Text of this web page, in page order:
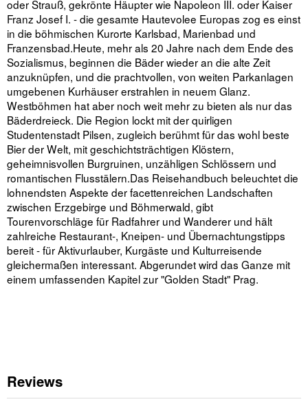
oder Strauß, gekrönte Häupter wie Napoleon III. oder Kaiser
Franz Josef I. - die gesamte Hautevolee Europas zog es einst
in die böhmischen Kurorte Karlsbad, Marienbad und
Franzensbad.Heute, mehr als 20 Jahre nach dem Ende des
Sozialismus, beginnen die Bäder wieder an die alte Zeit
anzuknüpfen, und die prachtvollen, von weiten Parkanlagen
umgebenen Kurhäuser erstrahlen in neuem Glanz.
Westböhmen hat aber noch weit mehr zu bieten als nur das
Bäderdreieck. Die Region lockt mit der quirligen
Studentenstadt Pilsen, zugleich berühmt für das wohl beste
Bier der Welt, mit geschichtsträchtigen Klöstern,
geheimnisvollen Burgruinen, unzähligen Schlössern und
romantischen Flusstälern.Das Reisehandbuch beleuchtet die
lohnendsten Aspekte der facettenreichen Landschaften
zwischen Erzgebirge und Böhmerwald, gibt
Tourenvorschläge für Radfahrer und Wanderer und hält
zahlreiche Restaurant-, Kneipen- und Übernachtungstipps
bereit - für Aktivurlauber, Kurgäste und Kulturreisende
gleichermaßen interessant. Abgerundet wird das Ganze mit
einem umfassenden Kapitel zur "Golden Stadt" Prag.
Reviews